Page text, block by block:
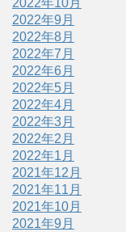
2022年9月
2022年8月
2022年7月
2022年6月
2022年5月
2022年4月
2022年3月
2022年2月
2022年1月
2021年12月
2021年11月
2021年10月
2021年9月